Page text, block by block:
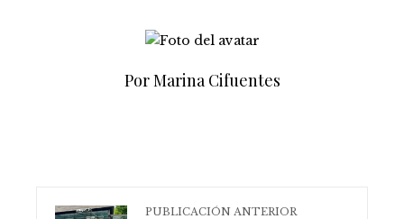
Por Marina Cifuentes
PUBLICACIÓN ANTERIOR